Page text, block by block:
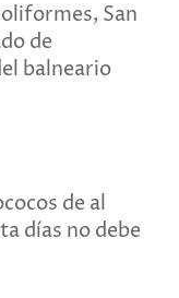
San
de
balneario
de al
días no debe